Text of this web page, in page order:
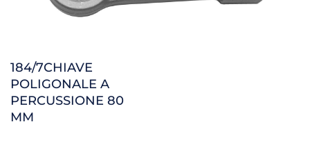
184/7CHIAVE
POLIGONALE A
PERCUSSIONE 80
MM